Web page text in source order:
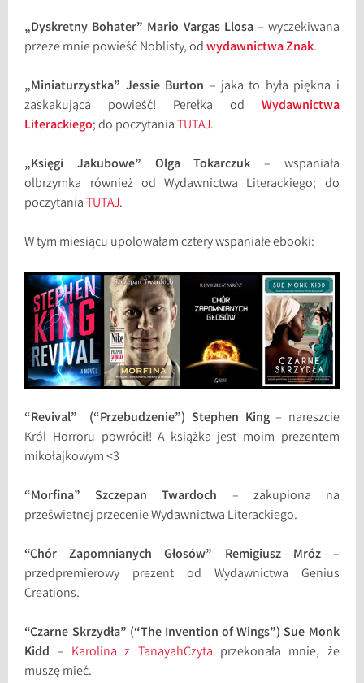
„Dyskretny Bohater” Mario Vargas Llosa– wyczekiwana
przeze mnie powieść Noblisty, odwydawnictwa Znak.
„Miniaturzystka” Jessie Burton – jaka to była piękna i
zaskakująca powieść! Perełka od Wydawnictwa
Literackiego; do poczytaniaTUTAJ.
„Księgi Jakubowe” Olga Tokarczuk – wspaniała
olbrzymka również od Wydawnictwa Literackiego; do
poczytaniaTUTAJ.
W tym miesiącu upolowałam cztery wspaniałe ebooki:
“Revival” (“Przebudzenie”) Stephen King– nareszcie
Król Horroru powrócił! A książka jest moim prezentem
mikołajkowym <3
“Morfina” Szczepan Twardoch – zakupiona na
prześwietnej przecenie Wydawnictwa Literackiego.
“Chór Zapomnianych Głosów” Remigiusz Mróz–
przedpremierowy prezent od Wydawnictwa Genius
Creations.
“Czarne Skrzydła” (“The Invention of Wings”) Sue Monk
Kidd – Karolina z TanayahCzyta przekonała mnie, że
muszę mieć.